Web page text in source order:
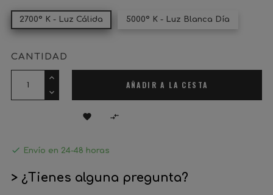
2700º K - Luz Cálida 5000º K - Luz Blanca Día
CANTIDAD
AÑADIR A LA CESTA
 
 Envío en 24-48 horas
> ¿Tienes alguna pregunta?